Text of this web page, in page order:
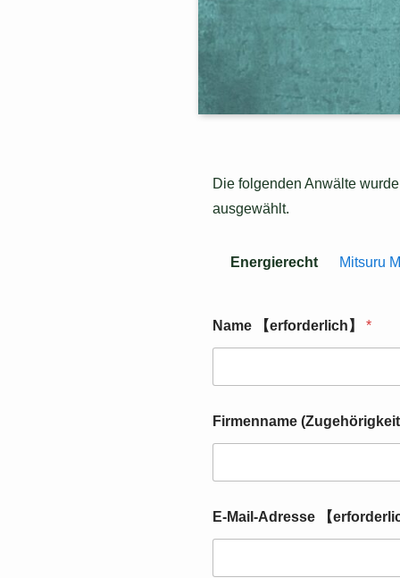
Die folgenden Anwälte
ausgewählt.
Energierecht Mitsuru
Name 【erforderlich】 *
Z
u
ö
r
i
Firmenname
E-Mail-Adresse 【